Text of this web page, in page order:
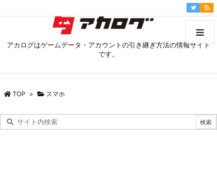
アカログはゲームデータ・アカウントの引き継ぎ方法の情報サイト
です。
TOP > スマホ